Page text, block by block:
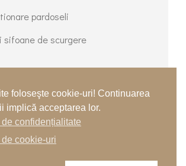
pardoseli
sifoane de scurgere
de tenis
foloseşte cookie-uri! Continuarea
implică acceptarea lor.
de confidențialitate
de cookie-uri